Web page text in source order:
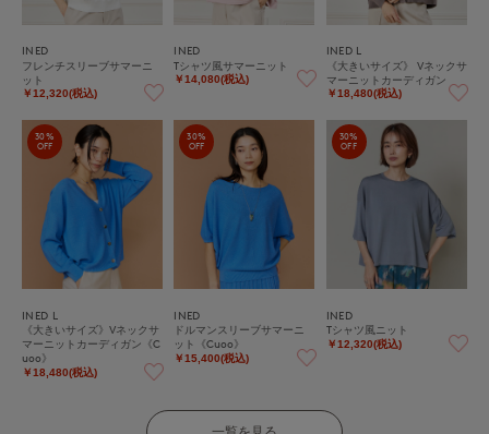
INED
フレンチスリーブサマーニ
ット
￥12,320(税込)
INED
Tシャツ風サマーニット
￥14,080(税込)
INED L
《大きいサイズ》 Vネックサ
マーニットカーディガン
￥18,480(税込)
30%
OFF
INED L
《大きいサイズ》Vネックサ
マーニットカーディガン《C
uoo》
￥18,480(税込)
30%
OFF
INED
ドルマンスリーブサマーニ
ット《Cuoo》
￥15,400(税込)
30%
OFF
INED
Tシャツ風ニット
￥12,320(税込)